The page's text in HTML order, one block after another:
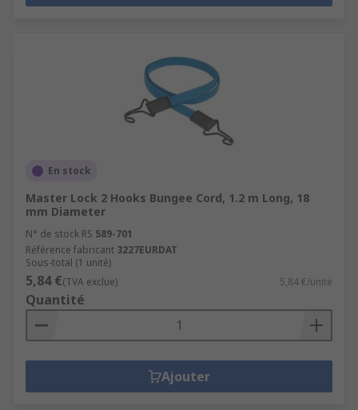
En stock
Master Lock 2 Hooks Bungee Cord, 1.2 m Long, 18
mm Diameter
N° de stock RS 589-701
Référence fabricant 3227EURDAT
Sous-total (1 unité)
5,84 €(TVA exclue) 5,84 €/unité
Quantité
Ajouter